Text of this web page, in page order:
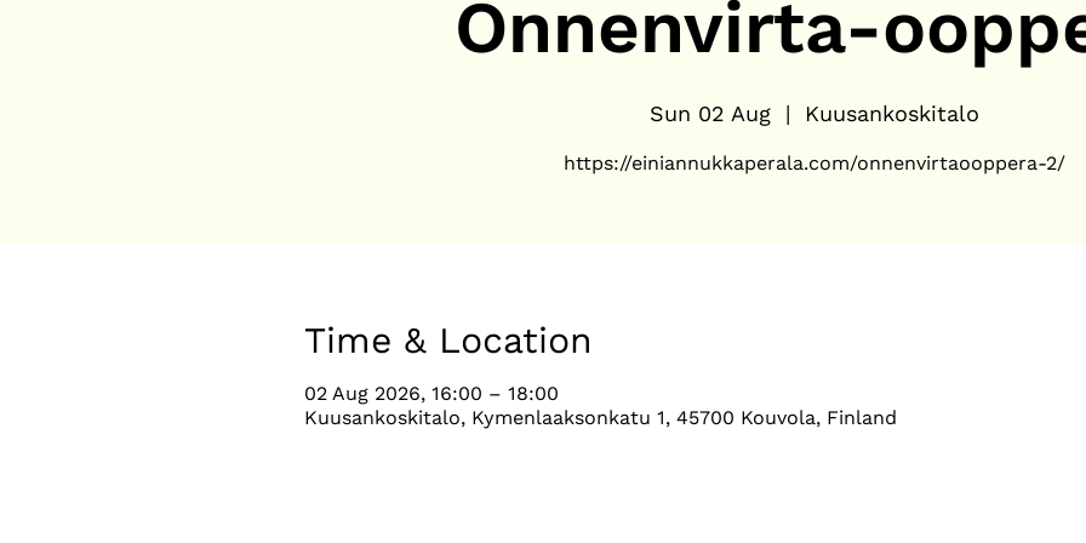
Onnenvirta-
Sun 02 Aug
  |
Kuusankoskitalo
Time & Location
02 Aug 2026, 16:00 – 18:00
Kuusankoskitalo, Kymenlaaksonkatu 1, 45700 Kouvola, Finland